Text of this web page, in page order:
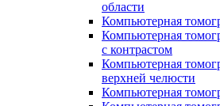
области
Компьютерная
Компьютерная
с контрастом
Компьютерная
верхней челюсти
Компьютерная